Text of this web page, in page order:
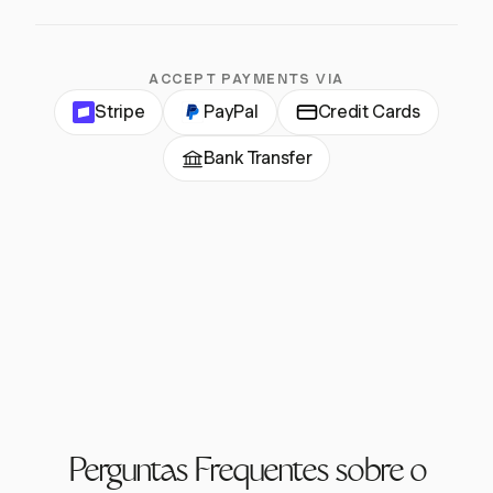
ACCEPT PAYMENTS VIA
Stripe PayPal Credit Cards
Bank Transfer
Perguntas Frequentes sobre o